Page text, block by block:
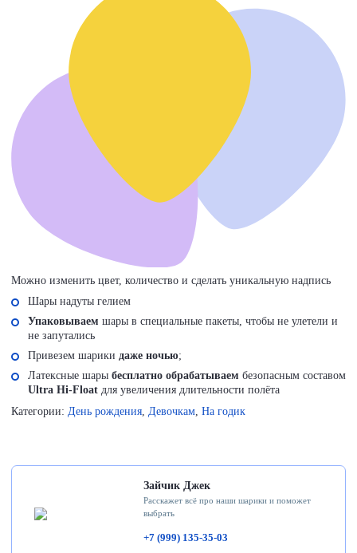
Можно изменить цвет, количество и сделать уникальную надпись
Шары надуты гелием
Упаковываем шары в специальные пакеты, чтобы не улетели и
не запутались
Привезем шарики даже ночью;
Латексные шары бесплатно обрабатываем безопасным составом
Ultra Hi-Float для увеличения длительности полёта
Категории: День рождения Девочкам На годик
Зайчик Джек
Расскажет всё про наши шарики и поможет
выбрать
+7 (999) 135-35-03